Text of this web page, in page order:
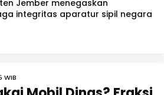
Jember menegaskan
integritas aparatur sipil negara
WIB